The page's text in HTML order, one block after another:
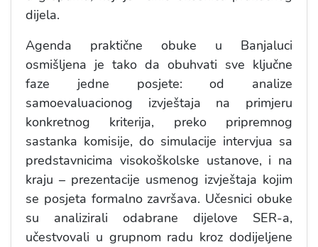
dijela.
Agenda praktične obuke u Banjaluci
osmišljena je tako da obuhvati sve ključne
faze jedne posjete: od analize
samoevaluacionog izvještaja na primjeru
konkretnog kriterija, preko pripremnog
sastanka komisije, do simulacije intervjua sa
predstavnicima visokoškolske ustanove, i na
kraju – prezentacije usmenog izvještaja kojim
se posjeta formalno završava. Učesnici obuke
su analizirali odabrane dijelove SER-a,
učestvovali u grupnom radu kroz dodijeljene